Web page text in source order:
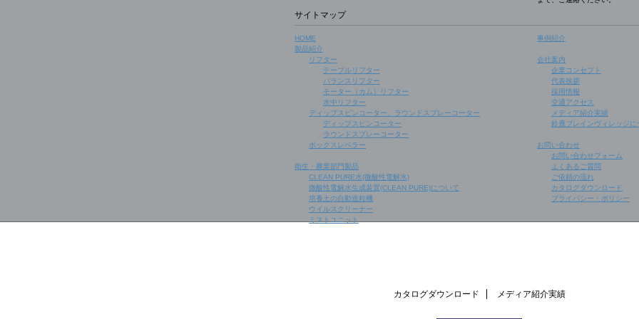
サイトマップ
HOME
製品紹介
リフター
テーブルリフター
バランスリフター
モーター（カム）リフター
水中リフター
ディップスピンコーター、ラウンドスプレーコーター
ディップスピンコーター
ラウンドスプレーコーター
ボックスレベラー
衛生・農業部門製品
CLEAN PURE水(微酸性電解水)
微酸性電解水生成装置(CLEAN PURE)について
培養土の自動造粒機
ウイルスクリーナー
ミストユニット
事例紹介
会社案内
企業コンセプト
代表挨拶
採用情報
交通アクセス
メディア紹介実績
鈴鹿ブレインヴィレッジに
お問い合わせ
お問い合わせフォーム
よくあるご質問
ご依頼の流れ
カタログダウンロード
プライバシー・ポリシー
カタログダウンロード メディア紹介実績